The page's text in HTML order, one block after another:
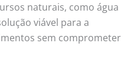
naturais, como água
viável para a
sem comprometer